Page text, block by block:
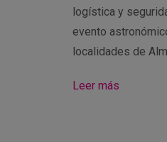
logística y
evento
localidades de
Leer más